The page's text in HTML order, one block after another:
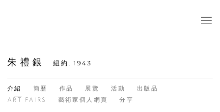
朱禮銀 紐約, 1943
介紹 簡歷 作品 展覽 活動
出版品
ART FAIRS
藝術家個人網頁 分享